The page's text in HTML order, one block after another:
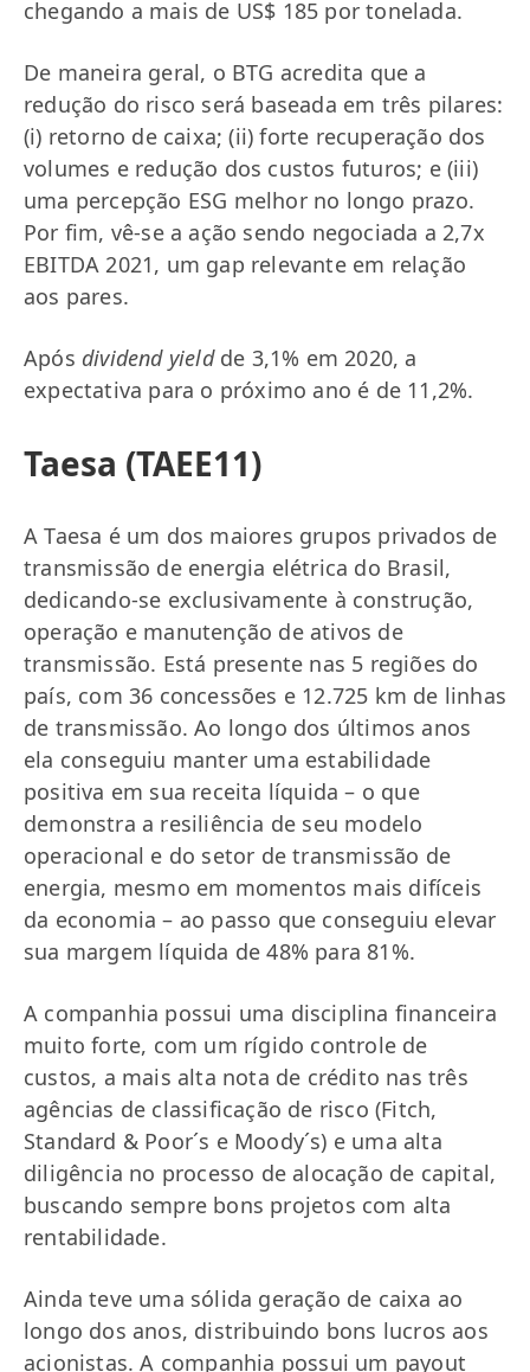
chegando a mais de US$ 185 por tonelada.
De maneira geral, o BTG acredita que a
redução do risco será baseada em três pilares:
(i) retorno de caixa; (ii) forte recuperação dos
volumes e redução dos custos futuros; e (iii)
uma percepção ESG melhor no longo prazo.
Por fim, vê-se a ação sendo negociada a 2,7x
EBITDA 2021, um gap relevante em relação
aos pares.
Após dividend yieldde 3,1% em 2020, a
expectativa para o próximo ano é de 11,2%.
Taesa (TAEE11)
A Taesa é um dos maiores grupos privados de
transmissão de energia elétrica do Brasil,
dedicando-se exclusivamente à construção,
operação e manutenção de ativos de
transmissão. Está presente nas 5 regiões do
país, com 36 concessões e 12.725 km de linhas
de transmissão. Ao longo dos últimos anos
ela conseguiu manter uma estabilidade
positiva em sua receita líquida – o que
demonstra a resiliência de seu modelo
operacional e do setor de transmissão de
energia, mesmo em momentos mais difíceis
da economia – ao passo que conseguiu elevar
sua margem líquida de 48% para 81%.
A companhia possui uma disciplina financeira
muito forte, com um rígido controle de
custos, a mais alta nota de crédito nas três
agências de classificação de risco (Fitch,
Standard & Poor´s e Moody´s) e uma alta
diligência no processo de alocação de capital,
buscando sempre bons projetos com alta
rentabilidade.
Ainda teve uma sólida geração de caixa ao
longo dos anos, distribuindo bons lucros aos
acionistas. A companhia possui um payout